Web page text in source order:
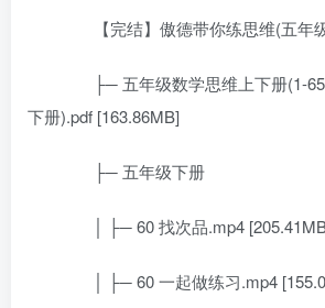
【完结】傲德带你练思维(五年
├─ 五年级数学思维上下册(1-65
下册).pdf [163.86MB]
├─ 五年级下册
│ ├─ 60 找次品.mp4
│ ├─ 60 一起做练习.mp4